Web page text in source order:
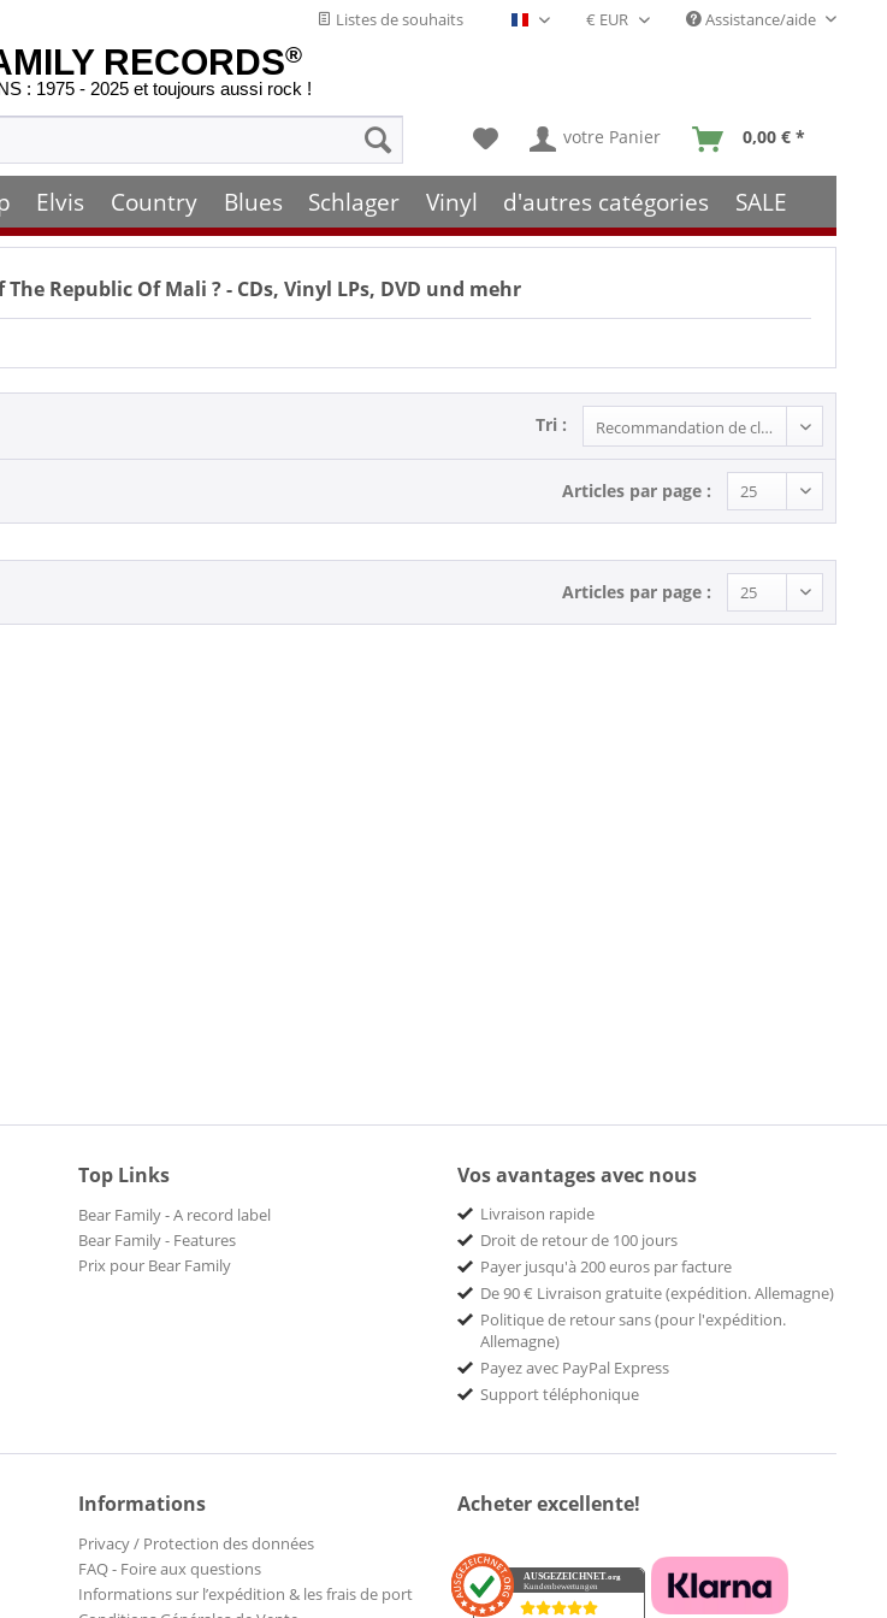
Listes de souhaits Français- FR Assistance/aide
RECORDS®
: 1975 - 2025 et toujours aussi rock !
votre Panier 0,00 € *
Elvis Country Blues Schlager Vinyl d'autres catégories SALE
Republic Of Mali ? - CDs, Vinyl LPs, DVD und mehr
Tri :
Articles par page :
Articles par page :
Top Links
Bear Family - A record label
Bear Family - Features
Prix pour Bear Family
Vos avantages avec nous
Livraison rapide
Droit de retour de 100 jours
Payer jusqu'à 200 euros par facture
De 90 € Livraison gratuite (expédition. Allemagne)
Politique de retour sans (pour l'expédition.
Allemagne)
Payez avec PayPal Express
Support téléphonique
Informations
Privacy / Protection des données
FAQ - Foire aux questions
Informations sur l’expédition & les frais de port
Acheter excellente!
AUSGEZEICHNET.org
Kundenbewertungen